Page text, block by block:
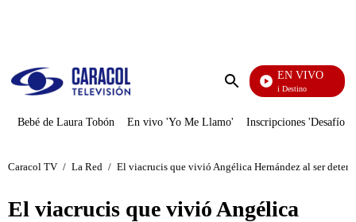
Enviar
EN VIVO
El Juego De Mi Destino
Bebé de Laura Tobón En vivo 'Yo Me Llamo' Inscripciones 'Desafío'
Caracol TV / La Red / El viacrucis que vivió Angélica Hernández al ser
El viacrucis que vivió Angélica